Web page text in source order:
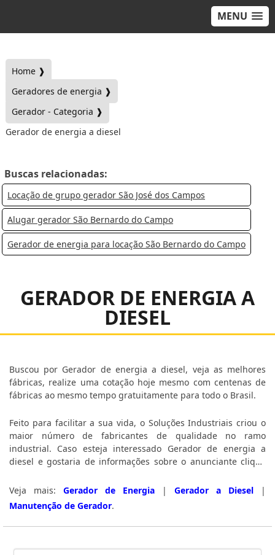
MENU
Home ❱
Geradores de energia ❱
Gerador - Categoria ❱
Gerador de energia a diesel
Buscas relacionadas:
Locação de grupo gerador São José dos Campos
Alugar gerador São Bernardo do Campo
Gerador de energia para locação São Bernardo do Campo
GERADOR DE ENERGIA A
DIESEL
Buscou por Gerador de energia a diesel, veja as melhores
fábricas, realize uma cotação hoje mesmo com centenas de
fábricas ao mesmo tempo gratuitamente para todo o Brasil.
Feito para facilitar a sua vida, o Soluções Industriais criou o
maior número de fabricantes de qualidade no ramo
industrial. Caso esteja interessado Gerador de energia a
diesel e gostaria de informações sobre o anunciante clique
Veja mais: Gerador de Energia | Gerador a Diesel |
Manutenção de Gerador.